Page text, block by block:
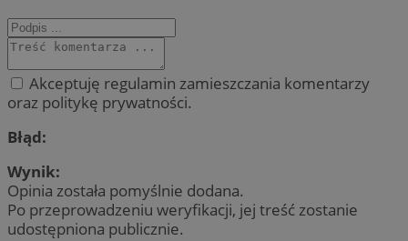
Akceptuję regulamin zamieszczania komentarzy
oraz politykę prywatności.
Błąd:
Wynik:
Opinia została pomyślnie dodana.
Po przeprowadzeniu weryfikacji, jej treść zostanie
udostępniona publicznie.